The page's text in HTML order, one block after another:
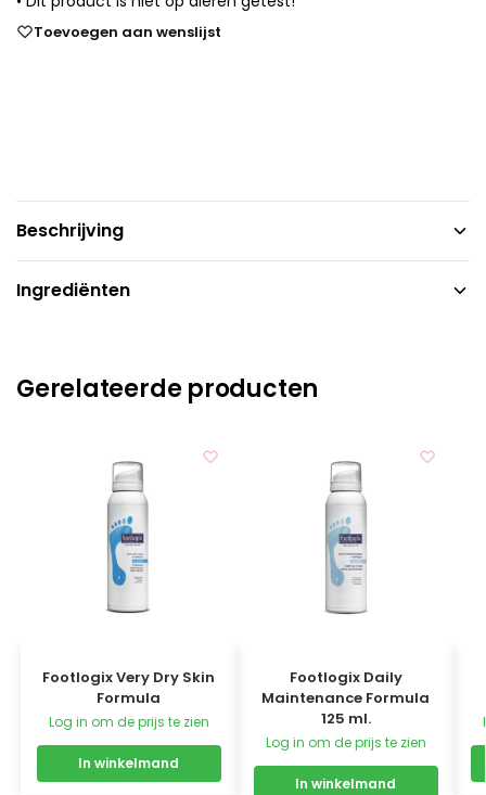
Toevoegen aan wenslijst
Beschrijving
Ingrediënten
Gerelateerde producten
Footlogix Very Dry Skin
Formula
Log in om de prijs te zien
In winkelmand
Footlogix Daily
Maintenance Formula
125 ml.
Log in om de prijs te zien
In winkelmand